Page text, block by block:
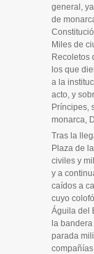
general,
de
Miles de
Recoletos
los que
a la
acto, y
Príncipes,
monarca,
Tras la
Plaza de
civiles y
y a
caídos a
cuyo
Águila del
la
parada